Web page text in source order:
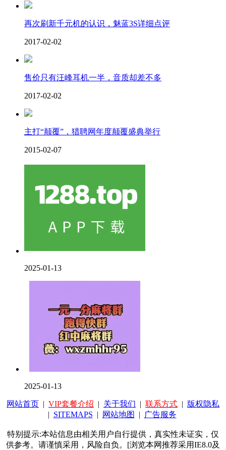
再次刷新千元机的认识，魅蓝3S详细点评
2017-02-02
售价只有汪峰耳机一半，音质却差不多
2017-02-02
主打“颠覆”，猎聘网年度颠覆盛典举行
2015-02-07
2025-01-13
2025-01-13
网站首页 | VIP套餐介绍 | 关于我们 | 联系方式 | 版权隐私
| SITEMAPS | 网站地图 | 广告服务
特别提示:本站信息由相关用户自行提供，真实性未证实，仅
供参考。请谨慎采用，风险自负。[浏览本网推荐采用IE8.0及